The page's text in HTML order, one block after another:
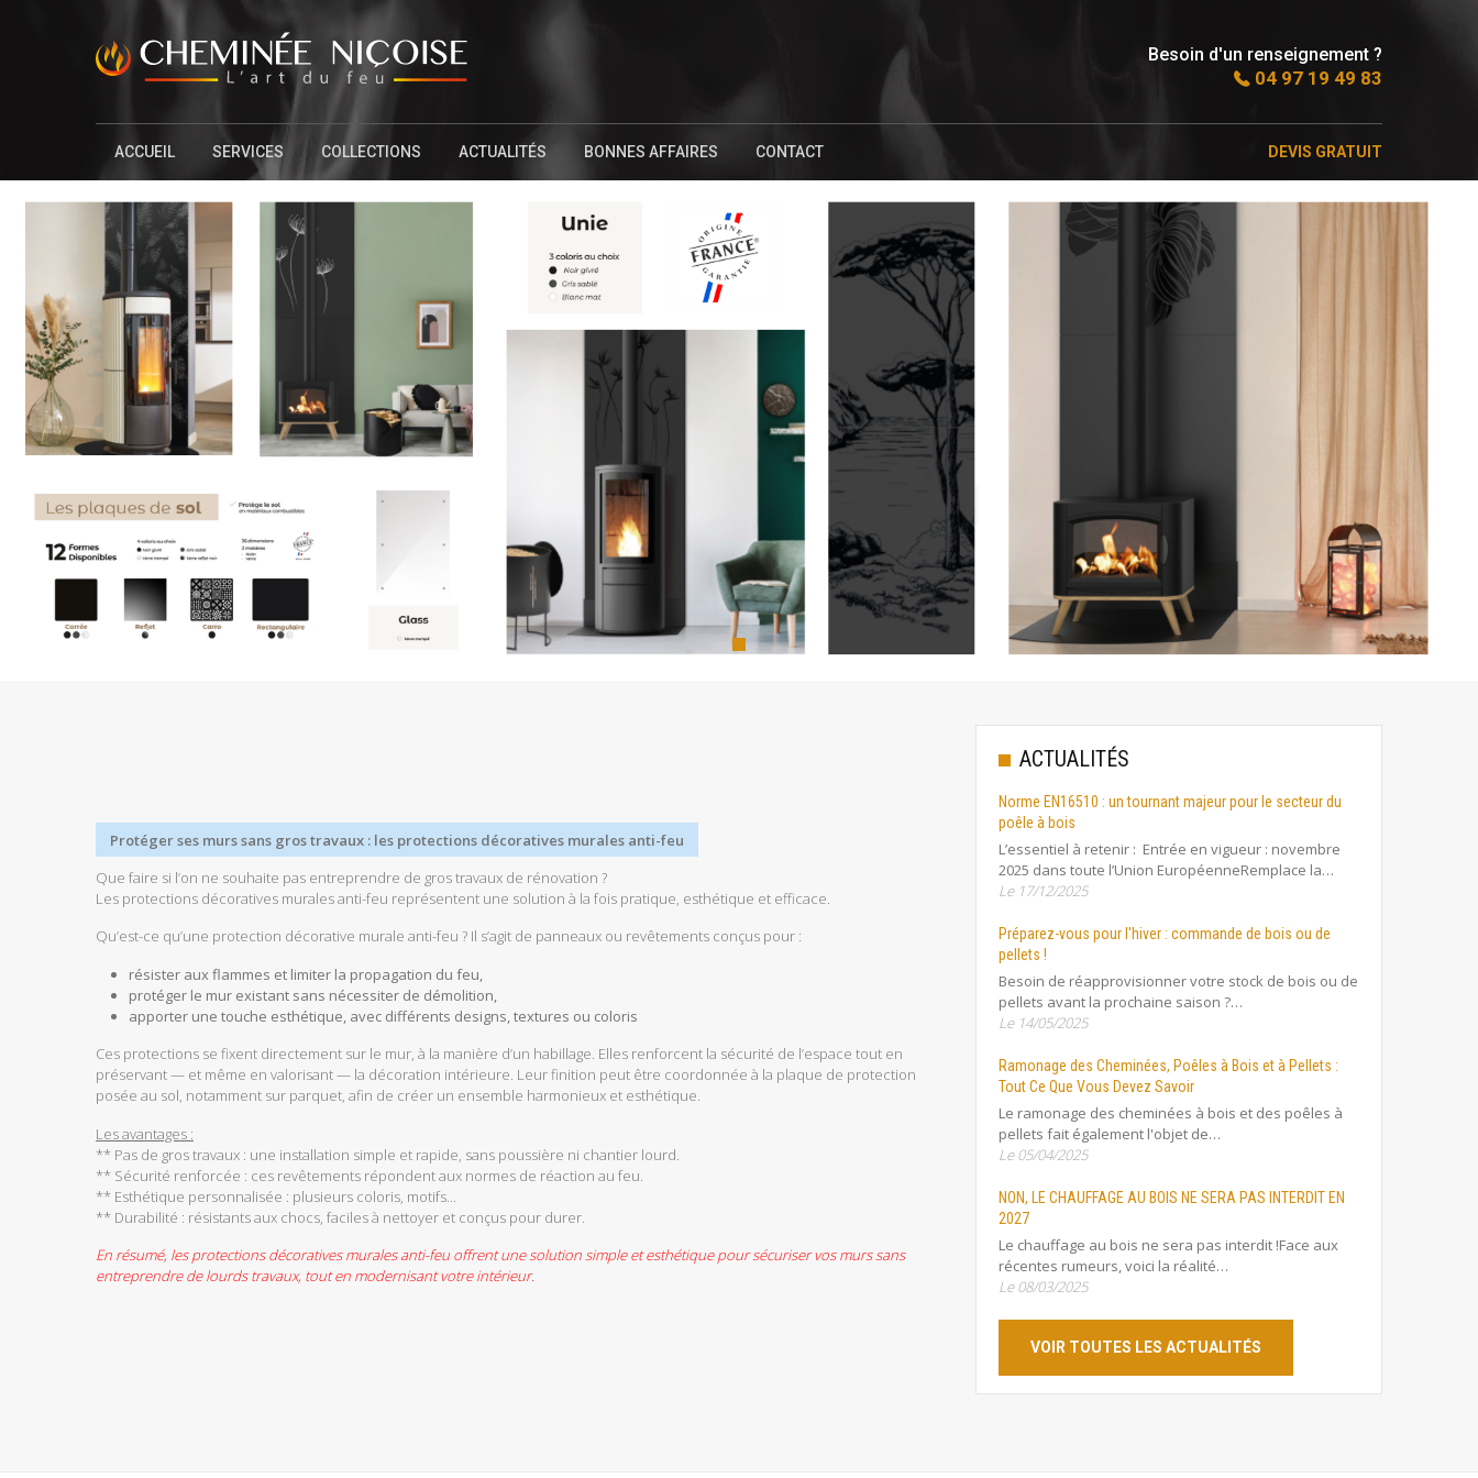
Besoin d'un renseignement ?
04 97 19 49 83
ACCUEIL SERVICES COLLECTIONS ACTUALITÉS BONNES AFFAIRES CONTACT DEVIS GRATUIT
Protéger ses murs sans gros travaux : les protections décoratives murales anti-feu
Que faire si l’on ne souhaite pas entreprendre de gros travaux de rénovation ?
Les protections décoratives murales anti-feu représentent une solution à la fois pratique, esthétique et efficace.
Qu’est-ce qu’une protection décorative murale anti-feu ? Il s’agit de panneaux ou revêtements conçus pour :
résister aux flammes et limiter la propagation du feu,
protéger le mur existant sans nécessiter de démolition,
apporter une touche esthétique, avec différents designs, textures ou coloris
Ces protections se fixent directement sur le mur, à la manière d’un habillage. Elles renforcent la sécurité de l’espace tout en
préservant — et même en valorisant — la décoration intérieure. Leur finition peut être coordonnée à la plaque de protection
posée au sol, notamment sur parquet, afin de créer un ensemble harmonieux et esthétique.
Les avantages :
** Pas de gros travaux : une installation simple et rapide, sans poussière ni chantier lourd.
** Sécurité renforcée : ces revêtements répondent aux normes de réaction au feu.
** Esthétique personnalisée : plusieurs coloris, motifs...
** Durabilité : résistants aux chocs, faciles à nettoyer et conçus pour durer.
En résumé, les protections décoratives murales anti-feu offrent une solution simple et esthétique pour sécuriser vos murs sans
entreprendre de lourds travaux, tout en modernisant votre intérieur.
ACTUALITÉS
Norme EN16510 : un tournant majeur pour le secteur du
poêle à bois
L’essentiel à retenir : Entrée en vigueur : novembre
2025 dans toute l’Union EuropéenneRemplace la…
Le 17/12/2025
Préparez-vous pour l'hiver : commande de bois ou de
pellets !
Besoin de réapprovisionner votre stock de bois ou de
pellets avant la prochaine saison ?…
Le 14/05/2025
Ramonage des Cheminées, Poêles à Bois et à Pellets :
Tout Ce Que Vous Devez Savoir
Le ramonage des cheminées à bois et des poêles à
pellets fait également l'objet de…
Le 05/04/2025
NON, LE CHAUFFAGE AU BOIS NE SERA PAS INTERDIT EN
2027
Le chauffage au bois ne sera pas interdit !Face aux
récentes rumeurs, voici la réalité…
Le 08/03/2025
VOIR TOUTES LES ACTUALITÉS